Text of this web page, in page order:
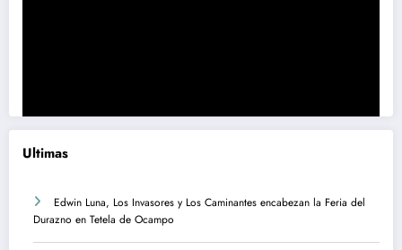
Ultimas
Edwin Luna, Los Invasores y Los Caminantes encabezan la Feria del
Durazno en Tetela de Ocampo